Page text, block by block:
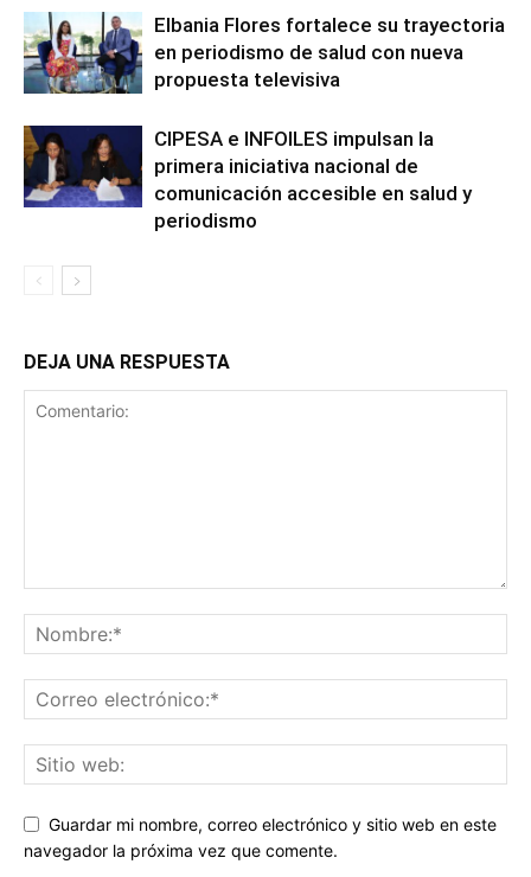
Elbania Flores fortalece su trayectoria
en periodismo de salud con nueva
propuesta televisiva
CIPESA e INFOILES impulsan la
primera iniciativa nacional de
comunicación accesible en salud y
periodismo
DEJA UNA RESPUESTA
Guardar mi nombre, correo electrónico y sitio web en este
navegador la próxima vez que comente.